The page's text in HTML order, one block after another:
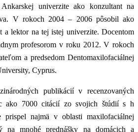
univerzite ako konzultant na
V rokoch 2004 – 2006 pôsobil ako
a lektor na tej istej univerzite. Docentom
profesorom v roku 2012. V rokoch
a predsedom Dentomaxilofaciálnej
Cyprus.
publikácií v recenzovaných
ako 7000 citácií zo svojich štúdií s h
prispel najmä v oblasti maxilofaciálnej
na mnohé prednášky na domácich a